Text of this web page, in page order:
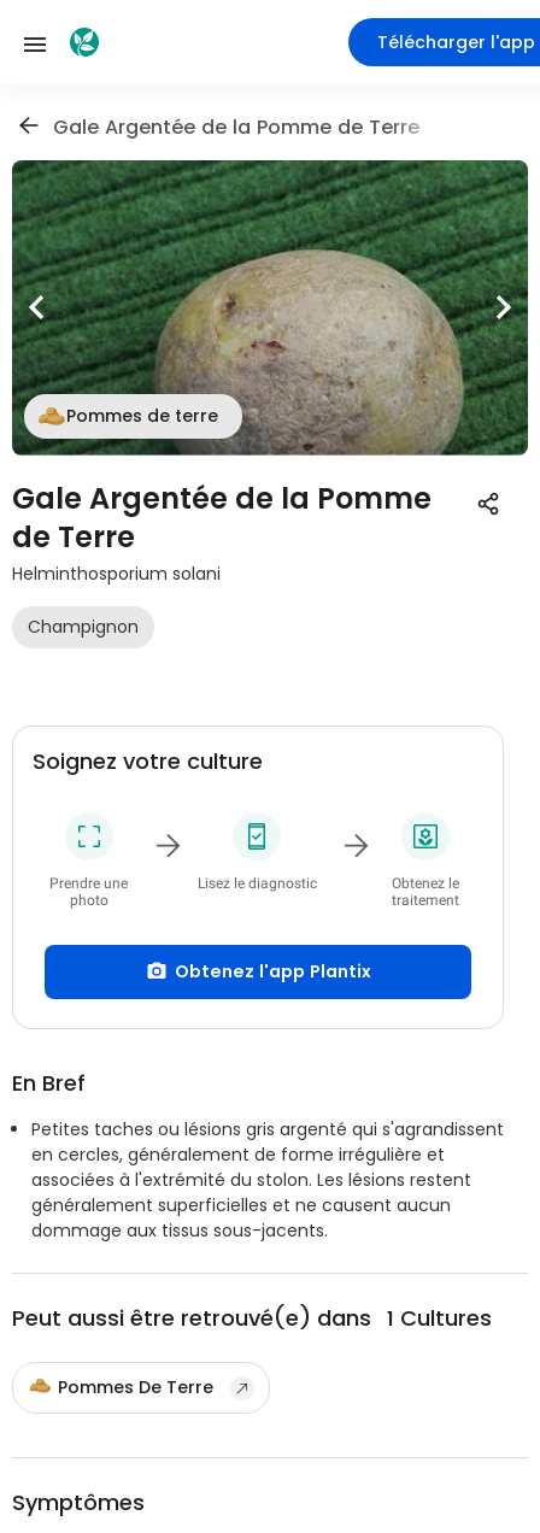
Télécharger l'app
Gale Argentée de la Pomme de Terre
Pommes de terre
Gale Argentée de la Pomme
de Terre
Helminthosporium solani
Champignon
Soignez votre culture
Prendre une
photo
Lisez le diagnostic
Obtenez le
traitement
Obtenez l'app Plantix
En Bref
Petites taches ou lésions gris argenté qui s'agrandissent
en cercles, généralement de forme irrégulière et
associées à l'extrémité du stolon. Les lésions restent
généralement superficielles et ne causent aucun
dommage aux tissus sous-jacents.
Peut aussi être retrouvé(e) dans 1 Cultures
Pommes De Terre
Symptômes